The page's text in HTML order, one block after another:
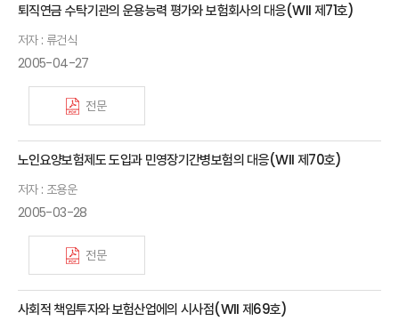
퇴직연금 수탁기관의 운용능력 평가와 보험회사의 대응(WII 제71호)
저자 : 류건식
2005-04-27
전문
노인요양보험제도 도입과 민영장기간병보험의 대응(WII 제70호)
저자 : 조용운
2005-03-28
전문
사회적 책임투자와 보험산업에의 시사점(WII 제69호)